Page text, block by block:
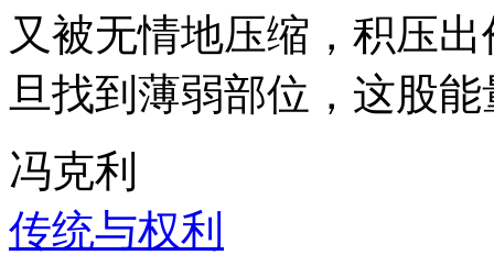
又被无情地压缩，积压
旦找到薄弱部位，这股
冯克利
传统与权利